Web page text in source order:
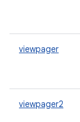
viewpager
viewpager2